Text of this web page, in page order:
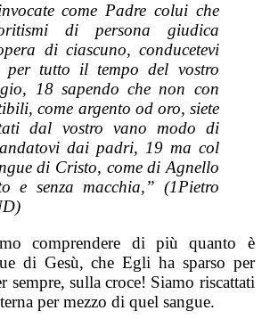
come Padre colui che
di persona giudica
di ciascuno, conducetevi
per tutto il tempo del vostro
18 sapendo che non con
come argento od oro, siete
dal vostro vano modo di
dai padri, 19 ma col
di Cristo, come di Agnello
e senza macchia,” (1Pietro
comprendere di più quanto è
di Gesù, che Egli ha sparso per
sempre, sulla croce! Siamo riscattati
per mezzo di quel sangue.